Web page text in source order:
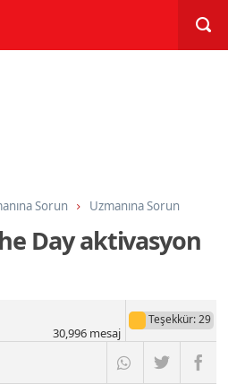
Sorun Uzmanına Sorun
Day aktivasyon
Teşekkür: 29
30,996mesaj